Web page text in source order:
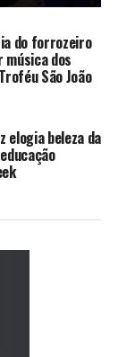
do forrozeiro
música dos
São João
elogia beleza da